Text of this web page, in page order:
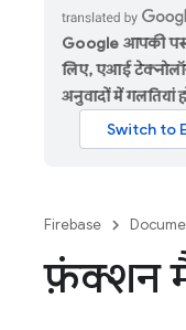
Google आपकी
लिए, एआई
अनुवादों में गलतियां
Firebase
फ़ंक्शन